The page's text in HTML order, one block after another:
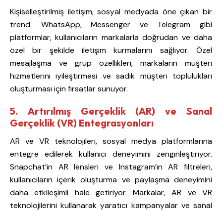
Kişiselleştirilmiş iletişim, sosyal medyada öne çıkan bir
trend. WhatsApp, Messenger ve Telegram gibi
platformlar, kullanıcıların markalarla doğrudan ve daha
özel bir şekilde iletişim kurmalarını sağlıyor. Özel
mesajlaşma ve grup özellikleri, markaların müşteri
hizmetlerini iyileştirmesi ve sadık müşteri toplulukları
oluşturması için fırsatlar sunuyor.
5. Artırılmış Gerçeklik (AR) ve Sanal
Gerçeklik (VR) Entegrasyonları
AR ve VR teknolojileri, sosyal medya platformlarına
entegre edilerek kullanıcı deneyimini zenginleştiriyor.
Snapchat’in AR lensleri ve Instagram’ın AR filtreleri,
kullanıcıların içerik oluşturma ve paylaşma deneyimini
daha etkileşimli hale getiriyor. Markalar, AR ve VR
teknolojilerini kullanarak yaratıcı kampanyalar ve sanal